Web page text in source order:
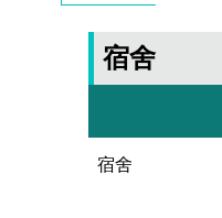
宿舍
宿舍